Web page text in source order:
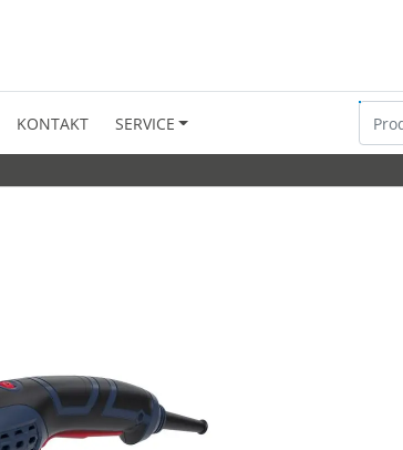
KONTAKT SERVICE